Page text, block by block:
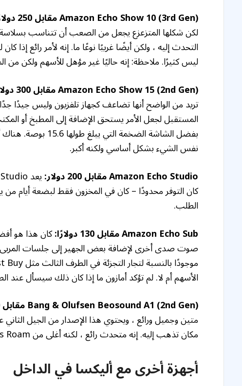
Amazon Echo Show 10 (3rd Gen) مقابل 250 دولارًا:
لكن شكلها المتزعزع يجعل من الصعب أن تتناسب بسلاسة
التحدث إليه ، ولكن أيضًا غريبًا نوعًا ما. إنه لأمر رائع إذا
ليس كثيرًا. ملاحظة: إنه حاليًا غير مؤهل للأسهم ولكن من
Amazon Echo Show 15 (2nd Gen) مقابل 300 دولار:
تريد من الواضح أنها تضاعف كجهاز تلفزيون وليس جيدًا
المستقبل لجعل الأمر يستحق الإضافة إلى المطبخ أو
نفس الشيء بشكل أساسي ولكنه أكبر.
Amazon Echo Studio مقابل 200 دولار:
كان التوفر محدودًا – كان في المخزون فقط لبضعة أيام من
الطلب.
Amazon Echo Sub مقابل 130 دولارًا:
كان هذا هو
الأسهم أم لا. لم تؤكد أمازون ما إذا كان ذلك سيسأل عند
Bang & Olufsen Beosound A1 (2nd Gen) مقابل 250 دولارًا:
مكان تذهب إليه. إنه متحدث رائع ، لكنه أغلى من The Sonos Roam.
أجهزة أخرى مع أليكسا في الداخل